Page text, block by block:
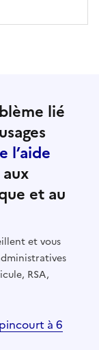
lié
l’aide
et au
et vous
RSA,
à 6